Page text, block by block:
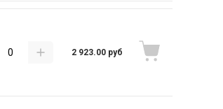
2 923.00 руб